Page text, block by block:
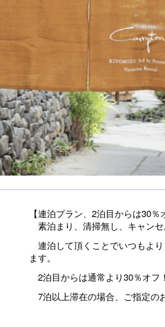
【連泊プラン、2泊目からは30％
素泊まり、清掃無し、キャンセ
連泊して頂くことでいつもよ
ます。
2泊目からは通常より30％オフ！
7泊以上滞在の場合、ご指定の